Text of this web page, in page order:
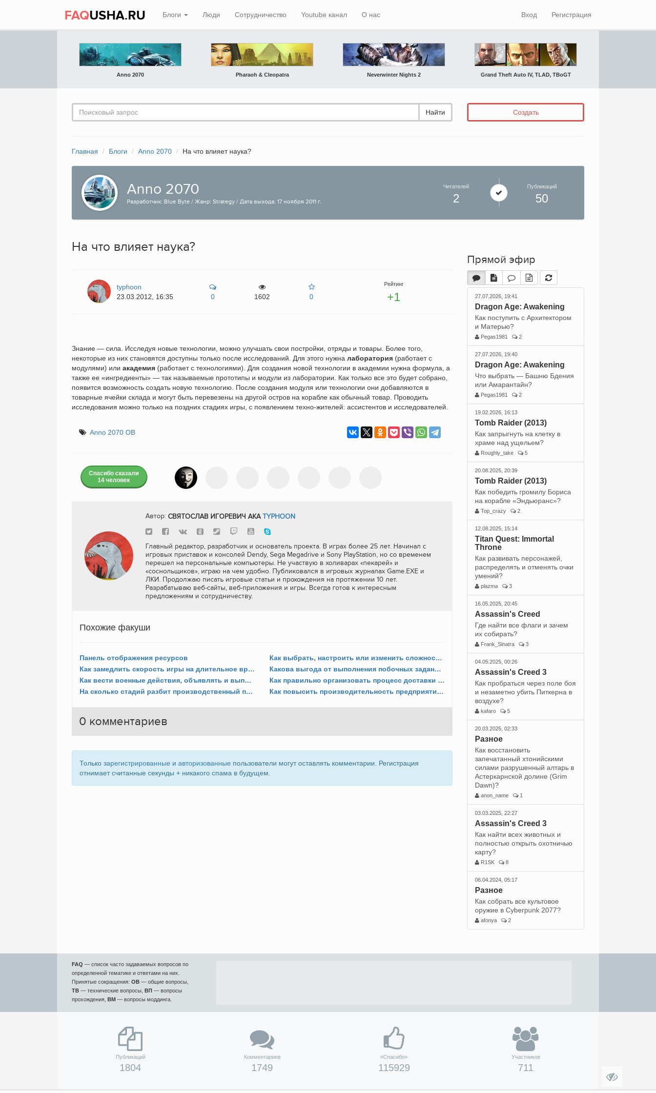
FAQUSHA.RU Блоги Люди Сотрудничество Youtube канал О нас Вход Регистрация
Anno 2070 Pharaoh & Cleopatra Neverwinter Nights 2 Grand Theft Auto IV, TLAD, TBoGT
Найти Создать
Главная Блоги Anno 2070 На что влияет наука?
Anno 2070
Разработчик: Blue Byte / Жанр: Strategy / Дата выхода: 17 ноября 2011 г.
Читателей
2
Публикаций
50
На что влияет наука?
typhoon
23.03.2012, 16:35
0 1602 0
Рейтинг
+1
Знание — сила. Исследуя новые технологии, можно улучшать свои постройки, отряды и товары. Более того,
некоторые из них становятся доступны только после исследований. Для этого нужна лаборатория (работает с
модулями) или академия (работает с технологиями). Для создания новой технологии в академии нужна формула, а
также ее «ингредиенты» — так называемые прототипы и модули из лаборатории. Как только все это будет собрано,
появится возможность создать новую технологию. После создания модуля или технологии они добавляются в
товарные ячейки склада и могут быть перевезены на другой остров на корабле как обычный товар. Проводить
исследования можно только на поздних стадиях игры, с появлением техно-жителей: ассистентов и исследователей.
Anno 2070 ОВ
Спасибо сказали
14 человек
Автор: СВЯТОСЛАВ ИГОРЕВИЧ AKATYPHOON
Главный редактор, разработчик и основатель проекта. В играх более 25 лет. Начинал с
игровых приставок и консолей Dendy, Sega Megadrive и Sony PlayStation, но со временем
перешел на персональные компьютеры. Не участвую в холиварах «пекарей» и
«соснольщиков», играю на чем удобно. Публиковался в игровых журналах Game.EXE и
ЛКИ. Продолжаю писать игровые статьи и прохождения на протяжении 10 лет.
Разрабатываю веб-сайты, веб-приложения и игры. Всегда готов к интересным
предложениям и сотрудничеству.
Похожие факуши
Панель отображения ресурсов
Как выбрать, настроить или изменить сложность игры?
Как замедлить скорость игры на длительное время?
Какова выгода от выполнения побочных заданий?
Как вести военные действия, объявлять и выполнять ультиматумы?
Как правильно организовать процесс доставки товаров и сырья?
На сколько стадий разбит производственный процесс?
Как повысить производительность предприятий и ферм?
0 комментариев
Только зарегистрированные и авторизованные пользователи могут оставлять комментарии. Регистрация
отнимает считанные секунды + никакого спама в будущем.
Прямой эфир
27.07.2026, 19:41
Dragon Age: Awakening
Как поступить с Архитектором
и Матерью?
Pegas1981 2
27.07.2026, 19:40
Dragon Age: Awakening
Что выбрать — Башню Бдения
или Амарантайн?
Pegas1981 2
19.02.2026, 16:13
Tomb Raider (2013)
Как запрыгнуть на клетку в
храме над ущельем?
Roughly_take 5
20.08.2025, 20:39
Tomb Raider (2013)
Как победить громилу Бориса
на корабле «Эндьюранс»?
Top_crazy 2
12.08.2025, 15:14
Titan Quest: Immortal
Throne
Как развивать персонажей,
распределять и отменять очки
умений?
plazma 3
16.05.2025, 20:45
Assassin's Creed
Где найти все флаги и зачем
их собирать?
Frank_Sinatra 3
04.05.2025, 00:26
Assassin's Creed 3
Как пробраться через поле боя
и незаметно убить Питкерна в
воздухе?
kafaro 5
20.03.2025, 02:33
Разное
Как восстановить
запечатанный хтонийскими
силами разрушенный алтарь в
Астеркарнской долине (Grim
Dawn)?
anon_name 1
03.03.2025, 22:27
Assassin's Creed 3
Как найти всех животных и
полностью открыть охотничью
карту?
R1SK 8
06.04.2024, 05:17
Разное
Как собрать все культовое
оружие в Cyberpunk 2077?
afonya 2
FAQ — список часто задаваемых вопросов по
определенной тематике и ответами на них.
Принятые сокращения: ОВ — общие вопросы,
ТВ — технические вопросы, ВП — вопросы
прохождения, ВМ — вопросы моддинга.
Публикаций
1804
Комментариев
1749
«Спасибо»
115929
Участников
711